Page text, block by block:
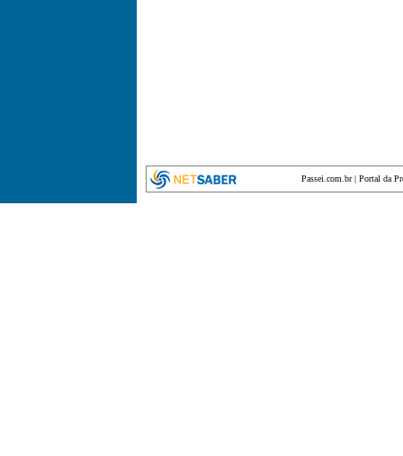
Passei.com.br| Portal da